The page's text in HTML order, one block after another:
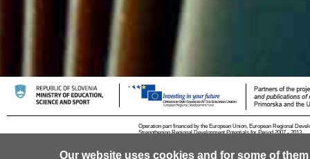
Our website uses cookies and for some of
Operation part financed by the European Union, European Regional
Strengthening Regional Development Potentials for Period 2007 - 2013.